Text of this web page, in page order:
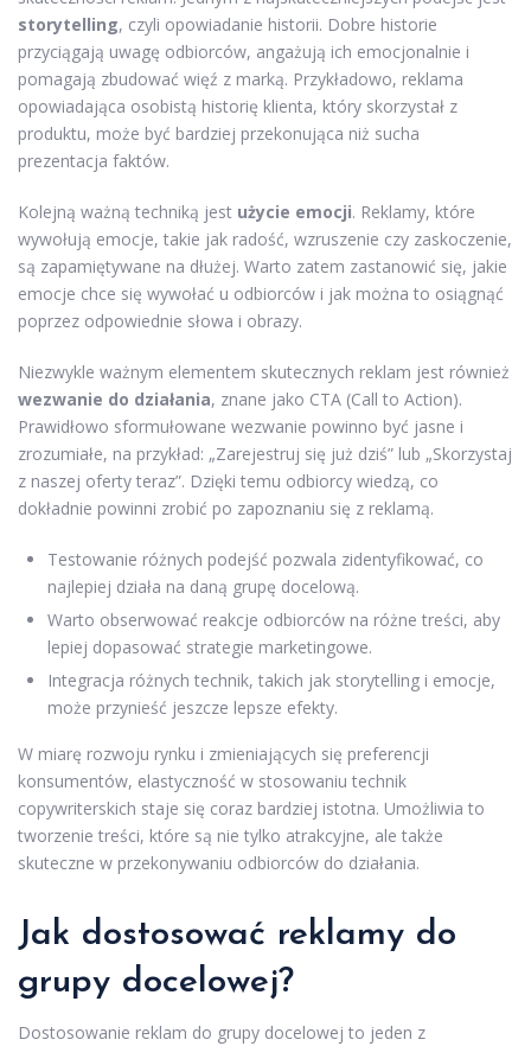
storytelling, czyli opowiadanie historii. Dobre historie
przyciągają uwagę odbiorców, angażują ich emocjonalnie i
pomagają zbudować więź z marką. Przykładowo, reklama
opowiadająca osobistą historię klienta, który skorzystał z
produktu, może być bardziej przekonująca niż sucha
prezentacja faktów.
Kolejną ważną techniką jest użycie emocji. Reklamy, które
wywołują emocje, takie jak radość, wzruszenie czy zaskoczenie,
są zapamiętywane na dłużej. Warto zatem zastanowić się, jakie
emocje chce się wywołać u odbiorców i jak można to osiągnąć
poprzez odpowiednie słowa i obrazy.
Niezwykle ważnym elementem skutecznych reklam jest również
wezwanie do działania, znane jako CTA (Call to Action).
Prawidłowo sformułowane wezwanie powinno być jasne i
zrozumiałe, na przykład: „Zarejestruj się już dziś” lub „Skorzystaj
z naszej oferty teraz”. Dzięki temu odbiorcy wiedzą, co
dokładnie powinni zrobić po zapoznaniu się z reklamą.
Testowanie różnych podejść pozwala zidentyfikować, co
najlepiej działa na daną grupę docelową.
Warto obserwować reakcje odbiorców na różne treści, aby
lepiej dopasować strategie marketingowe.
Integracja różnych technik, takich jak storytelling i emocje,
może przynieść jeszcze lepsze efekty.
W miarę rozwoju rynku i zmieniających się preferencji
konsumentów, elastyczność w stosowaniu technik
copywriterskich staje się coraz bardziej istotna. Umożliwia to
tworzenie treści, które są nie tylko atrakcyjne, ale także
skuteczne w przekonywaniu odbiorców do działania.
Jak dostosować reklamy do
grupy docelowej?
Dostosowanie reklam do grupy docelowej to jeden z